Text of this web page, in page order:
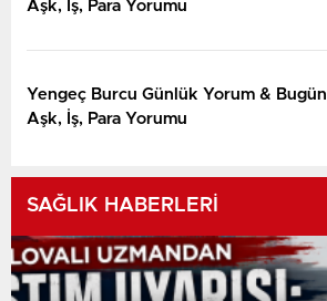
Aşk, İş, Para Yorumu
Yengeç Burcu Günlük Yorum & Bugün
Aşk, İş, Para Yorumu
SAĞLIK HABERLERİ